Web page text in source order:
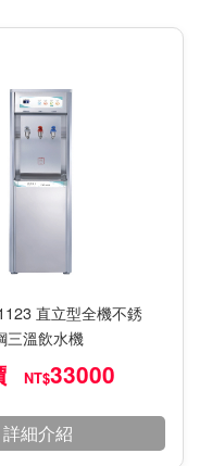
直立型全機不銹
三溫飲水機
NT$33000
詳細介紹